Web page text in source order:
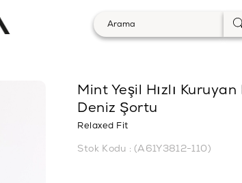
Mint Yeşil Hızlı Kuruyan
Deniz Şortu
Relaxed Fit
Stok Kodu (A61Y3812-110)